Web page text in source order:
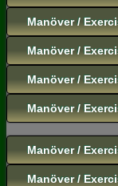
Manöver /
Manöver /
Manöver /
Manöver /
Manöver /
Manöver /